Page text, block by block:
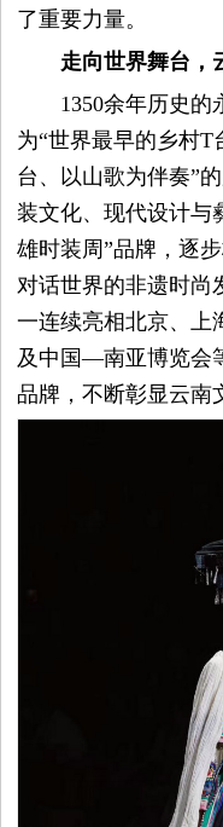
了重要力量。
走向世界舞台，
1350余年历史
为“世界最早的乡村T
台、以山歌为伴奏”
装文化、现代设计与
雄时装周”品牌，逐
对话世界的非遗时尚
一连续亮相北京、上
及中国—南亚博览会
品牌，不断彰显云南